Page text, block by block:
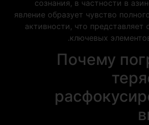
сознания, в частности в
явление образует чувство
активности, что
ключевых
Почему